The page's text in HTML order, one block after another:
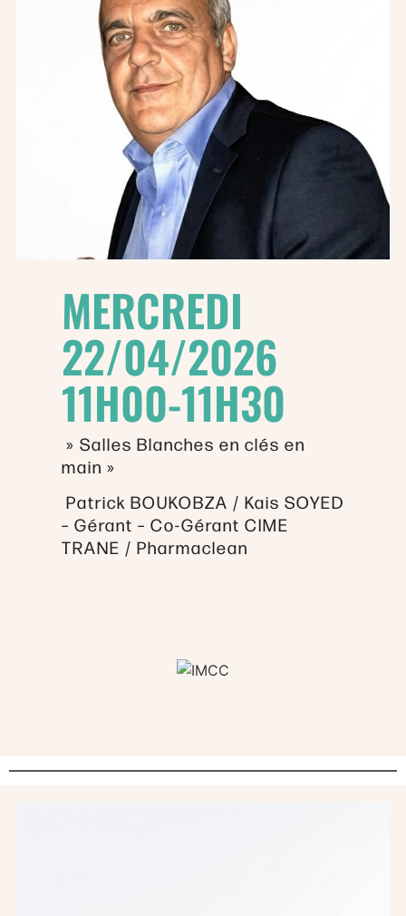
MERCREDI
22/04/2026
11H00-11H30
» Salles Blanches en clés en
main »
Patrick BOUKOBZA / Kais SOYED
– Gérant – Co-Gérant CIME
TRANE / Pharmaclean